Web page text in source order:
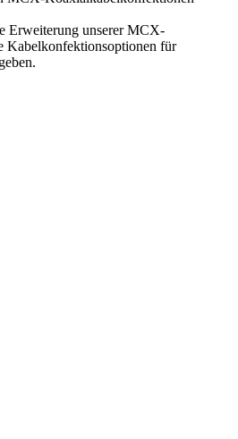
Erweiterung unserer MCX-
Kabelkonfektionsoptionen für